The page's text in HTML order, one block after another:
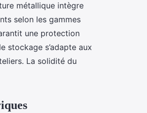
métallique intègre
selon les gammes
une protection
stockage s’adapte aux
La solidité du